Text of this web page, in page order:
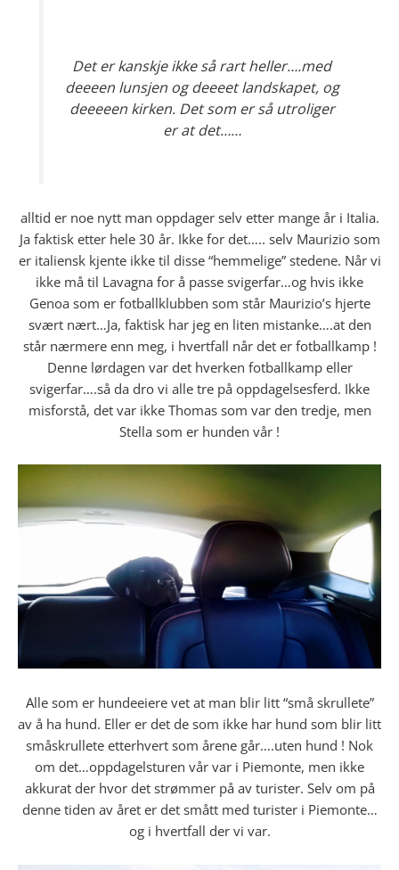
Det er kanskje ikke så rart heller….med
deeeen lunsjen og deeeet landskapet, og
deeeeen kirken. Det som er så utroliger
er at det……
alltid er noe nytt man oppdager selv etter mange år i Italia.
Ja faktisk etter hele 30 år. Ikke for det….. selv Maurizio som
er italiensk kjente ikke til disse “hemmelige” stedene. Når vi
ikke må til Lavagna for å passe svigerfar…og hvis ikke
Genoa som er fotballklubben som står Maurizio’s hjerte
svært nært…Ja, faktisk har jeg en liten mistanke….at den
står nærmere enn meg, i hvertfall når det er fotballkamp !
Denne lørdagen var det hverken fotballkamp eller
svigerfar….så da dro vi alle tre på oppdagelsesferd. Ikke
misforstå, det var ikke Thomas som var den tredje, men
Stella som er hunden vår !
Alle som er hundeeiere vet at man blir litt “små skrullete”
av å ha hund. Eller er det de som ikke har hund som blir litt
småskrullete etterhvert som årene går….uten hund ! Nok
om det…oppdagelsturen vår var i Piemonte, men ikke
akkurat der hvor det strømmer på av turister. Selv om på
denne tiden av året er det smått med turister i Piemonte…
og i hvertfall der vi var.